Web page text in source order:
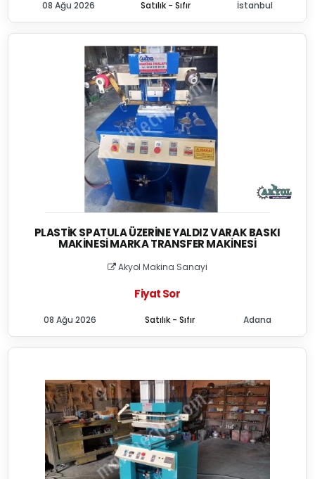
Satılık - Sıfır
08 Ağu 2026 İstanbul
PLASTIK SPATULA ÜZERINE YALDIZ VARAK BASKI
MAKINESI MARKA TRANSFER MAKINESI
Akyol Makina Sanayi
Fiyat Sor
Satılık - Sıfır
08 Ağu 2026 Adana